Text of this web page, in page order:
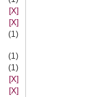
[X]
[X]
(1)
(1)
(1)
[X]
[X]